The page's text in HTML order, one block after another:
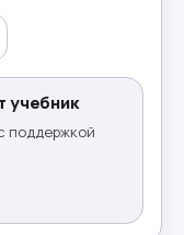
учебник
поддержкой